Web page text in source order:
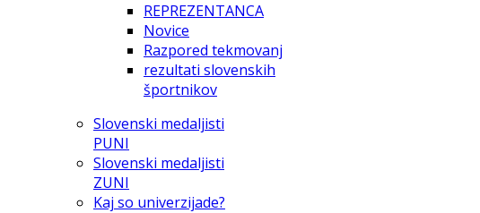
REPREZENTANCA
Novice
Razpored tekmovanj
rezultati slovenskih
športnikov
Slovenski medaljisti
PUNI
Slovenski medaljisti
ZUNI
Kaj so univerzijade?